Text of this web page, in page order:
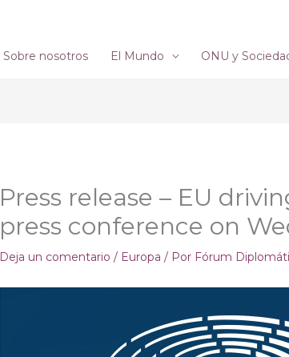
Sobre nosotros El Mundo ONU y
Press release – EU
press conference on
Deja un comentario / Europa / Por Fórum